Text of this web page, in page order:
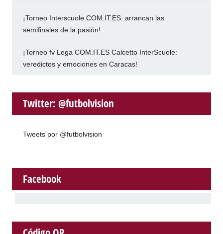
¡Torneo Interscuole COM.IT.ES: arrancan las
semifinales de la pasión!
¡Torneo fv Lega COM.IT.ES Calcetto InterScuole:
veredictos y emociones en Caracas!
Twitter: @futbolvision
Tweets por @futbolvision
Facebook